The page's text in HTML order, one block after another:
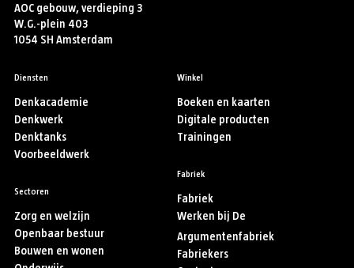
AOC gebouw, verdieping 3
W.G.-plein 403
1054 SH Amsterdam
Diensten
Denkacademie
Denkwerk
Denktanks
Voorbeeldwerk
Sectoren
Zorg en welzijn
Openbaar bestuur
Bouwen en wonen
Winkel
Boeken en kaarten
Digitale producten
Trainingen
Fabriek
Fabriek
Werken bij De
Argumentenfabriek
Fabriekers